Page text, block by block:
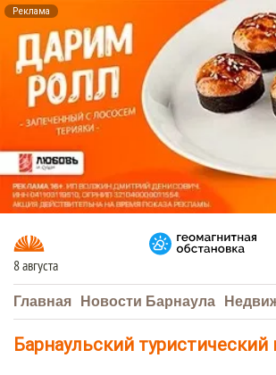
Реклама
8 августа
Главная Новости Барнаула
Барнаульский туристический